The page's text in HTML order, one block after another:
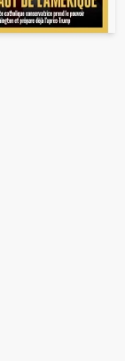
responsable de
ne pas envoyer
elles seront